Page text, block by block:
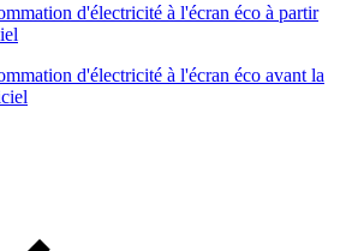
d'électricité à l'écran éco à partir
d'électricité à l'écran éco avant la